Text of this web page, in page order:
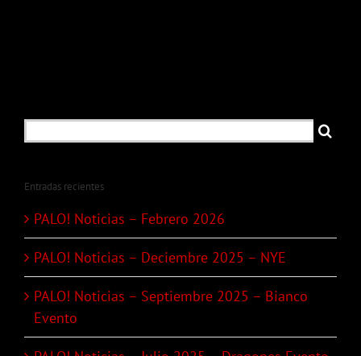
Entradas recientes
PALO! Noticias – Febrero 2026
PALO! Noticias – Deciembre 2025 – NYE
PALO! Noticias – Septiembre 2025 – Bianco
Evento